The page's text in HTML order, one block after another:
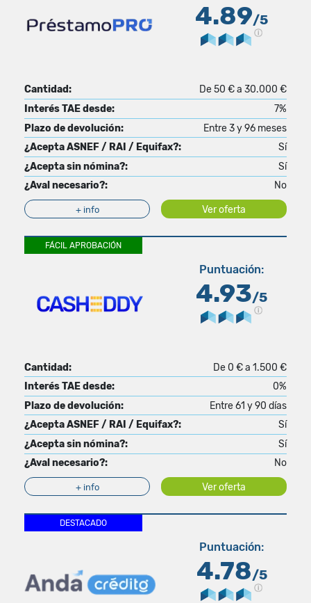
4.89/5
Cantidad:
De 50 € a 30.000 €
Interés TAE desde:
7%
Plazo de devolución:
Entre 3 y 96 meses
¿Acepta ASNEF / RAI / Equifax?:
Sí
¿Acepta sin nómina?:
Sí
¿Aval necesario?:
No
+ info Ver oferta
FÁCIL APROBACIÓN
Puntuación:
4.93/5
Cantidad:
De 0 € a 1.500 €
Interés TAE desde:
0%
Plazo de devolución:
Entre 61 y 90 días
¿Acepta ASNEF / RAI / Equifax?:
Sí
¿Acepta sin nómina?:
Sí
¿Aval necesario?:
No
+ info Ver oferta
DESTACADO
Puntuación:
4.78/5